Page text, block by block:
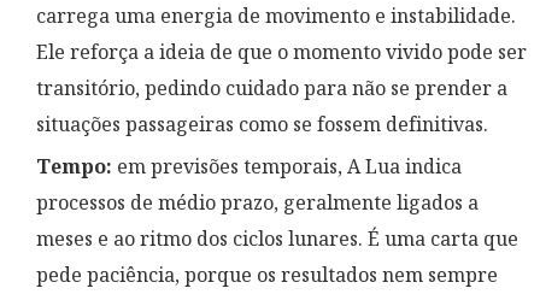
carrega uma energia de movimento e instabilidade.
Ele reforça a ideia de que o momento vivido pode ser
transitório, pedindo cuidado para não se prender a
situações passageiras como se fossem definitivas.
Tempo: em previsões temporais, A Lua indica
processos de médio prazo, geralmente ligados a
meses e ao ritmo dos ciclos lunares. É uma carta que
pede paciência, porque os resultados nem sempre